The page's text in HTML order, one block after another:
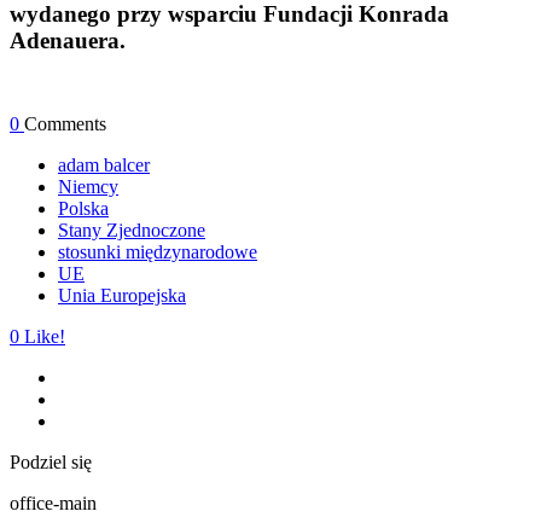
wydanego przy wsparciu Fundacji Konrada
Adenauera.
0 Comments
adam balcer
Niemcy
Polska
Stany Zjednoczone
stosunki międzynarodowe
UE
Unia Europejska
0 Like!
Podziel się
office-main